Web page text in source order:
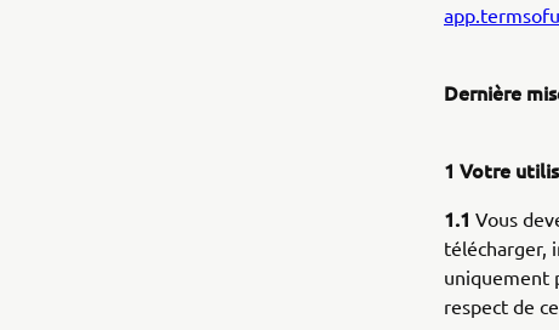
Dernière
1 Votre
1.1 Vous
télécharger,
uniquement
respect de